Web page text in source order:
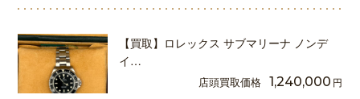
【買取】ロレックス サブマリーナ ノンデ
イ…
店頭買取価格 1,240,000 円